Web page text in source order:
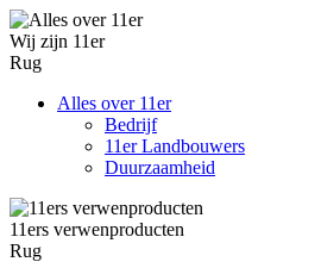
Wij zijn 11er
Rug
Alles over 11er
Bedrijf
11er Landbouwers
Duurzaamheid
11ers verwenproducten
Rug